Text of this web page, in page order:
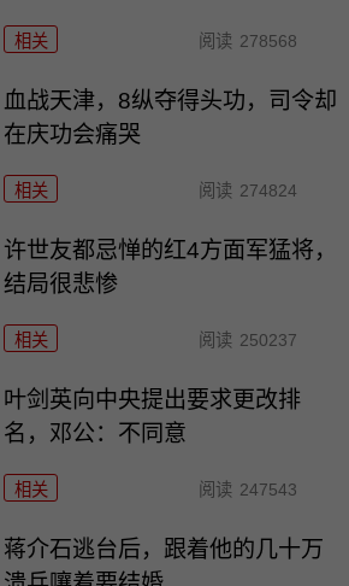
相关 阅读 278568
血战天津，8纵夺得头功，司令却
在庆功会痛哭
相关 阅读 274824
许世友都忌惮的红4方面军猛将，
结局很悲惨
相关 阅读 250237
叶剑英向中央提出要求更改排
名，邓公：不同意
相关 阅读 247543
蒋介石逃台后，跟着他的几十万